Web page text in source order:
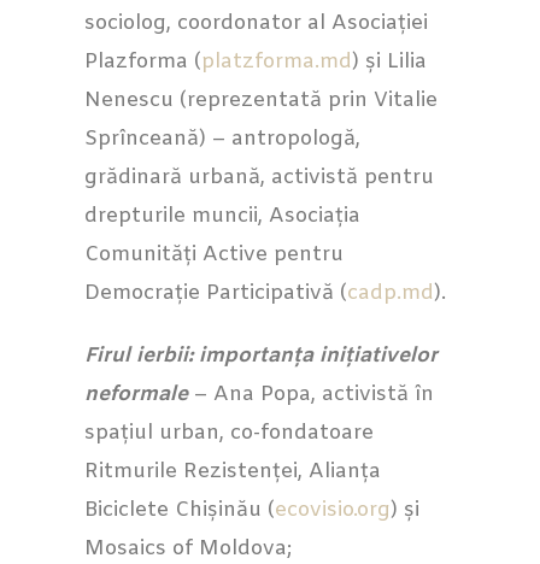
sociolog, coordonator al Asociației
Plazforma (platzforma.md) și Lilia
Nenescu (reprezentată prin Vitalie
Sprînceană) – antropologă,
grădinară urbană, activistă pentru
drepturile muncii, Asociația
Comunități Active pentru
Democrație Participativă (cadp.md).
Firul ierbii: importanța inițiativelor
neformale– Ana Popa, activistă în
spațiul urban, co-fondatoare
Ritmurile Rezistenței, Alianța
Biciclete Chișinău (ecovisio.org) și
Mosaics of Moldova;